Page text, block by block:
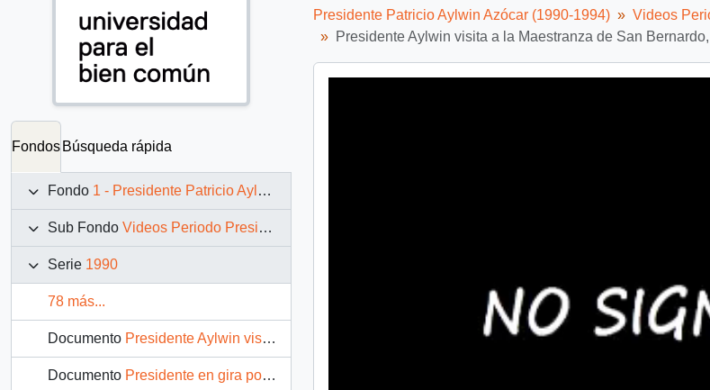
Fondos Búsqueda rápida
Fondo 1 - Presidente Patricio Aylwin Azócar (1990-1994)
Sub Fondo Videos Periodo Presidencial: 1990 – 1994
Serie 1990
78 más...
Documento Presidente Aylwin visita la Población la Greda en gira VIII Región: video
Documento Presidente en gira por la VIII Región, se reúne con pueblos originarios : video
Presidente Patricio Aylwin Azócar (1990-1994) Videos
Presidente Aylwin visita a la Maestranza de San